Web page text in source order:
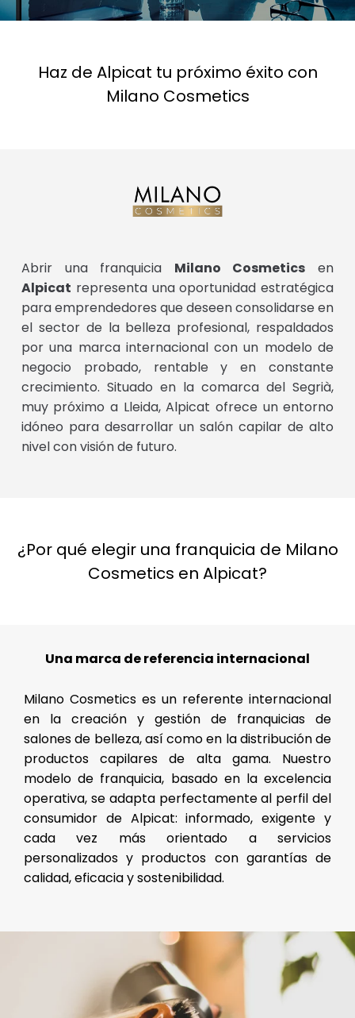
Haz de Alpicat tu próximo éxito con
Milano Cosmetics
Abrir una franquicia Milano Cosmetics en
Alpicat representa una oportunidad estratégica
para emprendedores que deseen consolidarse en
el sector de la belleza profesional, respaldados
por una marca internacional con un modelo de
negocio probado, rentable y en constante
crecimiento. Situado en la comarca del Segrià,
muy próximo a Lleida, Alpicat ofrece un entorno
idóneo para desarrollar un salón capilar de alto
nivel con visión de futuro.
¿Por qué elegir una franquicia de Milano
Cosmetics en Alpicat?
Una marca de referencia internacional
Milano Cosmetics es un referente internacional
en la creación y gestión de franquicias de
salones de belleza, así como en la distribución de
productos capilares de alta gama. Nuestro
modelo de franquicia, basado en la excelencia
operativa, se adapta perfectamente al perfil del
consumidor de Alpicat: informado, exigente y
cada vez más orientado a servicios
personalizados y productos con garantías de
calidad, eficacia y sostenibilidad.